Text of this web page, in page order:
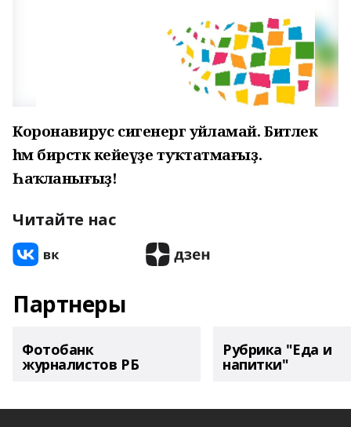
Коронавирус сигенергә уйламай. Битлек
һәм бирсәткә кейеүҙе туҡтатмағыҙ.
Һаҡланығыҙ!
Читайте нас
Партнеры
Фотобанк
журналистов РБ
Рубрика "Еда и
напитки"